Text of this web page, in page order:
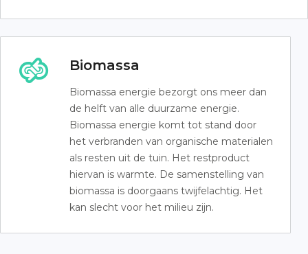
Biomassa
Biomassa energie bezorgt ons meer dan
de helft van alle duurzame energie.
Biomassa energie komt tot stand door
het verbranden van organische materialen
als resten uit de tuin. Het restproduct
hiervan is warmte. De samenstelling van
biomassa is doorgaans twijfelachtig. Het
kan slecht voor het milieu zijn.